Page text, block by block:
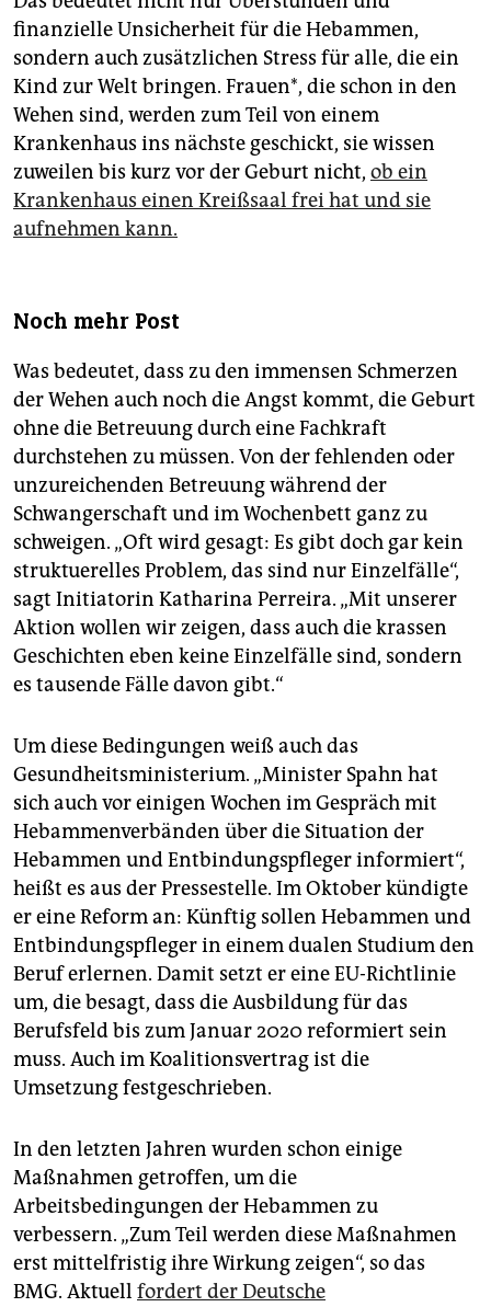
finanzielle Unsicherheit für die Hebammen,
sondern auch zusätzlichen Stress für alle, die ein
Kind zur Welt bringen. Frauen*, die schon in den
Wehen sind, werden zum Teil von einem
Krankenhaus ins nächste geschickt, sie wissen
zuweilen bis kurz vor der Geburt nicht, ob ein
Krankenhaus einen Kreißsaal frei hat und sie
aufnehmen kann.
Noch mehr Post
Was bedeutet, dass zu den immensen Schmerzen
der Wehen auch noch die Angst kommt, die Geburt
ohne die Betreuung durch eine Fachkraft
durchstehen zu müssen. Von der fehlenden oder
unzureichenden Betreuung während der
Schwangerschaft und im Wochenbett ganz zu
schweigen. „Oft wird gesagt: Es gibt doch gar kein
struktuerelles Problem, das sind nur Einzelfälle“,
sagt Initiatorin Katharina Perreira. „Mit unserer
Aktion wollen wir zeigen, dass auch die krassen
Geschichten eben keine Einzelfälle sind, sondern
es tausende Fälle davon gibt.“
Um diese Bedingungen weiß auch das
Gesundheitsministerium. „Minister Spahn hat
sich auch vor einigen Wochen im Gespräch mit
Hebammenverbänden über die Situation der
Hebammen und Entbindungspfleger informiert“,
heißt es aus der Pressestelle. Im Oktober kündigte
er eine Reform an: Künftig sollen Hebammen und
Entbindungspfleger in einem dualen Studium den
Beruf erlernen. Damit setzt er eine EU-Richtlinie
um, die besagt, dass die Ausbildung für das
Berufsfeld bis zum Januar 2020 reformiert sein
muss. Auch im Koalitionsvertrag ist die
Umsetzung festgeschrieben.
In den letzten Jahren wurden schon einige
Maßnahmen getroffen, um die
Arbeitsbedingungen der Hebammen zu
verbessern. „Zum Teil werden diese Maßnahmen
erst mittelfristig ihre Wirkung zeigen“, so das
BMG. Aktuell fordert der Deutsche